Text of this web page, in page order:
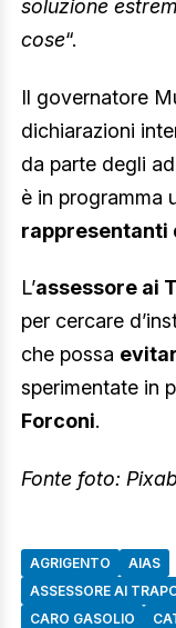
soluzione
cose“.
Il governatore
dichiarazioni
da parte degli
è in programma
rappresentanti
L’assessore ai
per cercare
che possa
sperimentate in
Forconi.
Fonte foto:
AGRIGENTO
AIAS
ASSESSORE AI
CARO GASOLIO